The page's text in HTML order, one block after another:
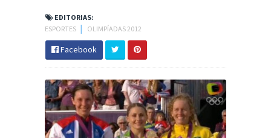
EDITORIAS:
ESPORTES
OLIMPÍADAS 2012
Facebook